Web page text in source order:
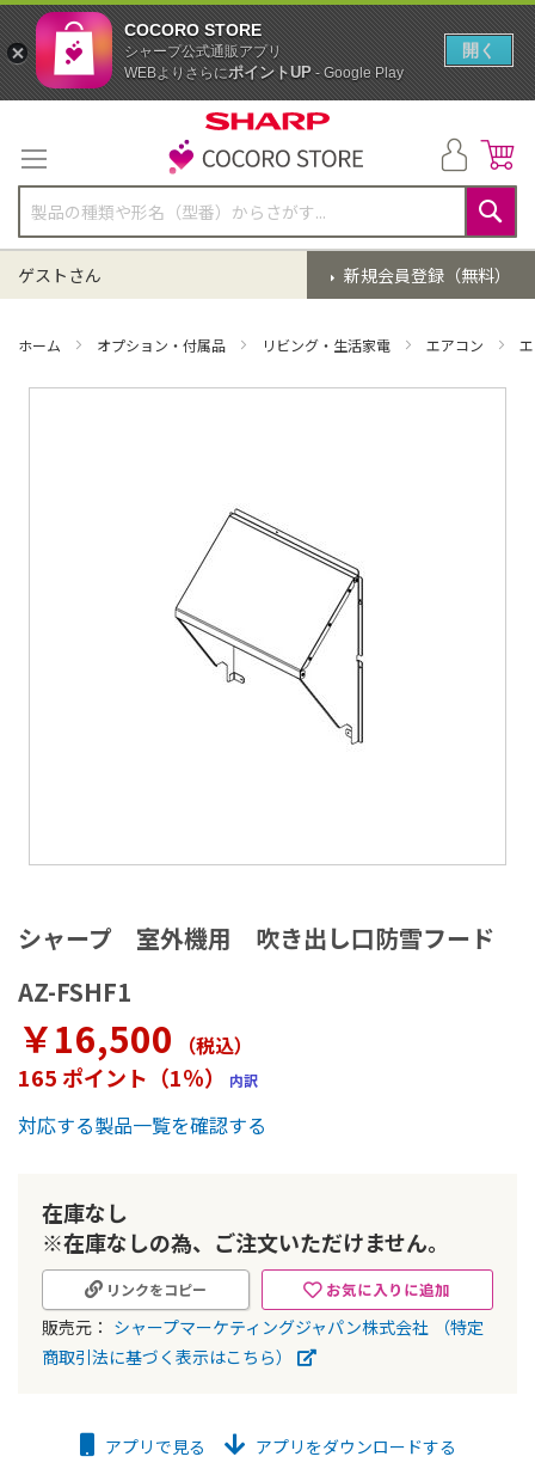
テ
ン
ツ
に
ス
キ
ッ
検
索
新規会員登録（無料）
ゲストさん
ホーム オプション・付属品 リビング・生活家電 エアコン
シャープ 室外機用 吹き出し口防雪フード
AZ-FSHF1
￥16,500 （税込）
165 ポイント（1％） 内訳
対応する製品一覧を確認する
在庫なし
※在庫なしの為、ご注文いただけません。
お気に入りに追加
リンクをコピー
販売元： シャープマーケティングジャパン株式会社
（特定
商取引法に基づく表示はこちら）
メ
ー
ギ
ャ
ラ
リ
ー
の
最
移
アプリで見る アプリをダウンロードする
COCORO STORE
シャープ公式通販アプリ
WEBよりさらにポイントUP- Google Play
開く